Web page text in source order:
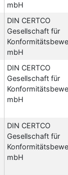
mbH
DIN CERTCO
Gesellschaft für
mbH
DIN CERTCO
Gesellschaft für
mbH
DIN CERTCO
Gesellschaft für
mbH